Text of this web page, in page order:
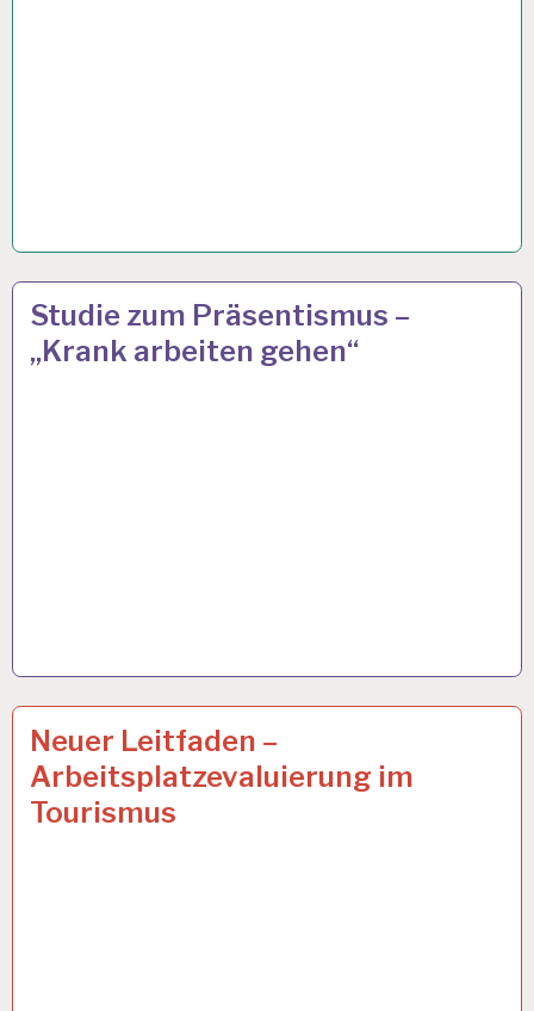
12-
STUNDEN-
ARBEITSTAG…
Studie zum Präsentismus –
„Krank arbeiten gehen“
28 OKT. 2019
ARBEIT
UND
GESUNDHEIT…
Neuer Leitfaden –
Arbeitsplatzevaluierung im
Tourismus
8 OKT. 2019